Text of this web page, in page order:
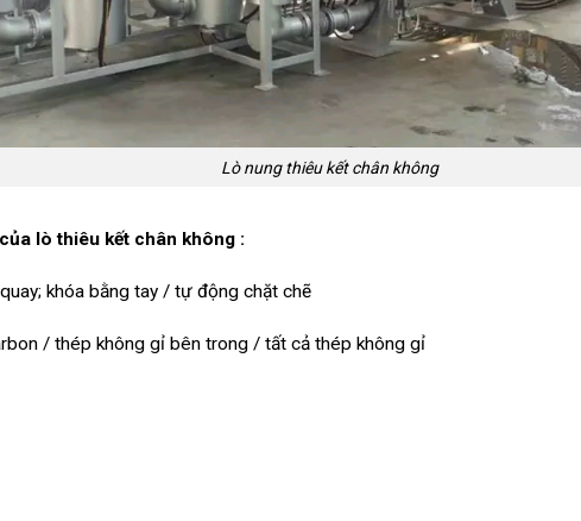
Lò nung thiêu kết chân không
lò thiêu kết chân không :
khóa bằng tay / tự động chặt chẽ
/ thép không gỉ bên trong / tất cả thép không gỉ